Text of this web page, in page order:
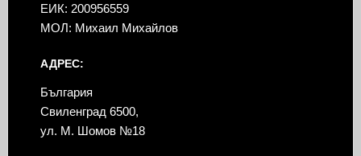
ЕИК: 200956559
МОЛ: Михаил Михайлов
АДРЕС:
България
Свиленград 6500,
ул. М. Шомов №18